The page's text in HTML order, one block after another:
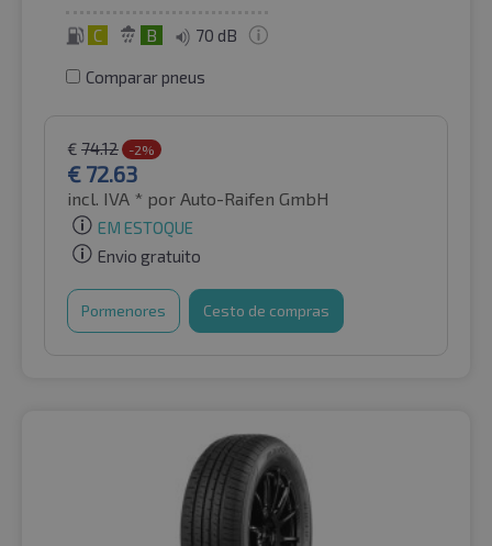
C B 70 dB
Comparar pneus
€ 74.12 -2%
€ 72.63
incl. IVA * por Auto-Raifen GmbH
EM ESTOQUE
Envio gratuito
Pormenores Cesto de compras